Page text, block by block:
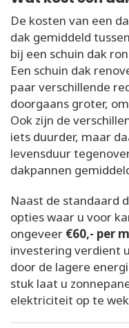
De kosten van een
dak gemiddeld
bij een schuin dak
Een schuin dak
paar verschillende
doorgaans groter,
Ook zijn de
iets duurder, maar
levensduur
dakpannen
Naast de standaard
opties waar u voor
ongeveer €60,- per
investering verdient
door de lagere
stuk laat u
elektriciteit op te